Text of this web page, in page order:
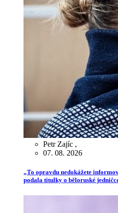
Petr Zajíc ,
07. 08. 2026
„To opravdu nedokážete
podala titulky o běloruské